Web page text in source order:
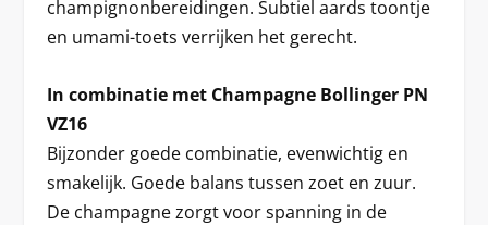
champignonbereidingen. Subtiel aards toontje
en umami-toets verrijken het gerecht.
In combinatie met Champagne Bollinger PN
VZ16
Bijzonder goede combinatie, evenwichtig en
smakelijk. Goede balans tussen zoet en zuur.
De champagne zorgt voor spanning in de